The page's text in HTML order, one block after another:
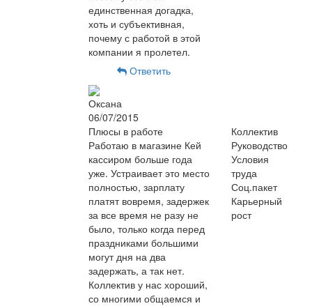
единственная догадка,
хоть и субъективная,
почему с работой в этой
компании я пролетел.
Ответить
Оксана
06/07/2015
Плюсы в работе
Работаю в магазине Кей
кассиром больше года
уже. Устраивает это место
полностью, зарплату
платят вовремя, задержек
за все время не разу не
было, только когда перед
праздниками большими
могут дня на два
задержать, а так нет.
Коллектив у нас хороший,
со многими общаемся и
Коллектив
Руководство
Условия
труда
Соц.пакет
Карьерный
рост